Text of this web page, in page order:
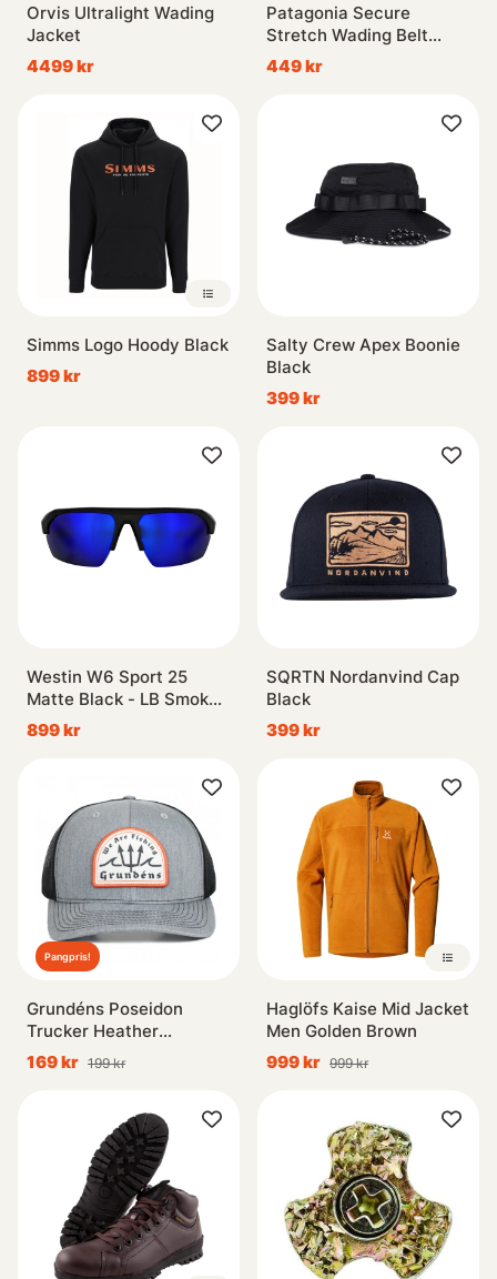
Orvis Ultralight Wading
Jacket
4499 kr
Patagonia Secure
Stretch Wading Belt
Basin Green
449 kr
Simms Logo Hoody Black
899 kr
Salty Crew Apex Boonie
Black
399 kr
Westin W6 Sport 25
Matte Black - LB Smoke
LM Blue AR Blue
899 kr
SQRTN Nordanvind Cap
Black
399 kr
Pangpris!
Grundéns Poseidon
Trucker Heather
Grey/Black
169 kr 199 kr
Haglöfs Kaise Mid Jacket
Men Golden Brown
999 kr 999 kr